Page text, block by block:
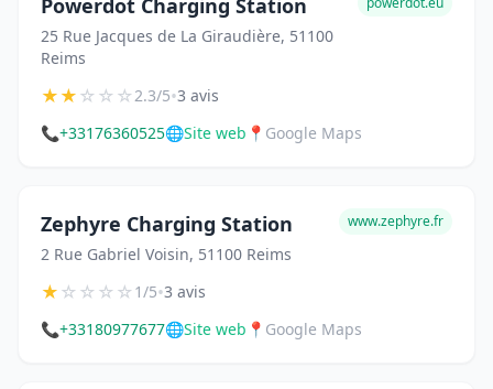
Powerdot Charging Station
25 Rue Jacques de La Giraudière, 51100
Reims
★★☆☆☆2.3/5•3 avis
📞+33176360525🌐Site web 📍 Google Maps
Zephyre Charging Station
2 Rue Gabriel Voisin, 51100 Reims
www.zephyre.fr
★☆☆☆☆1/5•3 avis
📞+33180977677🌐Site web 📍 Google Maps